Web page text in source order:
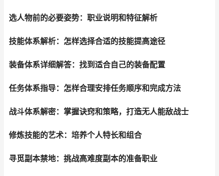
选人物前的必要姿势：职业说明和特征解析
技能体系解析：怎样选择合适的技能提高途径
装备体系详细解答：找到适合自己的装备配置
任务体系指导：怎样合理安排任务顺序和完成方法
战斗体系解密：掌握诀窍和策略，打造无人能敌战士
修炼技能的艺术：培养个人特长和组合
寻觅副本禁地：挑战高难度副本的准备职业